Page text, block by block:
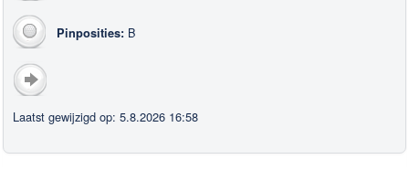
Pinposities: B
Laatst gewijzigd op: 5.8.2026 16:58